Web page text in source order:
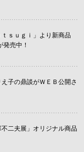
ｓｕｇｉ」より新商品
発売中！
子の鼎談がＷＥＢ公開さ
二夫展」オリジナル商品